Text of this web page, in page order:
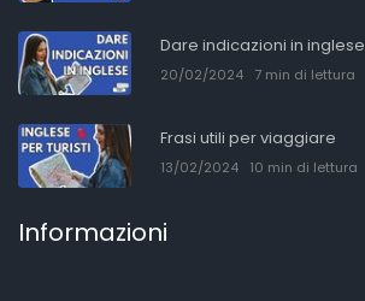
Dare indicazioni in inglese
20/02/2024 7 min di lettura
Frasi utili per viaggiare
13/02/2024 10 min di lettura
Informazioni